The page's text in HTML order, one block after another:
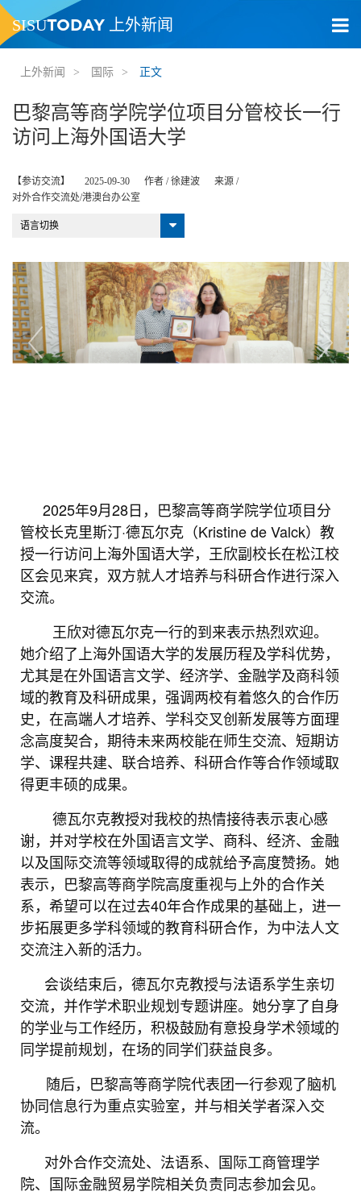
SISUTODAY 上外新闻
上外新闻 > 国际 > 正文
巴黎高等商学院学位项目分管校长一行
访问上海外国语大学
【参访交流】 2025-09-30 作者 /徐建波
来源 /
对外合作交流处/港澳台办公室
语言切换
2025年9月28日，巴黎高等商学院学位项目分
管校长克里斯汀·德瓦尔克（Kristine de Valck）教
授一行访问上海外国语大学，王欣副校长在松江校
区会见来宾，双方就人才培养与科研合作进行深入
交流。
王欣对德瓦尔克一行的到来表示热烈欢迎。
她介绍了上海外国语大学的发展历程及学科优势，
尤其是在外国语言文学、经济学、金融学及商科领
域的教育及科研成果，强调两校有着悠久的合作历
史，在高端人才培养、学科交叉创新发展等方面理
念高度契合，期待未来两校能在师生交流、短期访
学、课程共建、联合培养、科研合作等合作领域取
得更丰硕的成果。
德瓦尔克教授对我校的热情接待表示衷心感
谢，并对学校在外国语言文学、商科、经济、金融
以及国际交流等领域取得的成就给予高度赞扬。她
表示，巴黎高等商学院高度重视与上外的合作关
系，希望可以在过去40年合作成果的基础上，进一
步拓展更多学科领域的教育科研合作，为中法人文
交流注入新的活力。
会谈结束后，德瓦尔克教授与法语系学生亲切
交流，并作学术职业规划专题讲座。她分享了自身
的学业与工作经历，积极鼓励有意投身学术领域的
同学提前规划，在场的同学们获益良多。
随后，巴黎高等商学院代表团一行参观了脑机
协同信息行为重点实验室，并与相关学者深入交
流。
对外合作交流处、法语系、国际工商管理学
院、国际金融贸易学院相关负责同志参加会见。